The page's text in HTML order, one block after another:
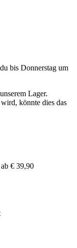
bis Donnerstag um
Lager.
könnte dies das
ab € 39,90